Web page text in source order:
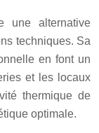
une alternative
techniques. Sa
en font un
et les locaux
thermique de
optimale.